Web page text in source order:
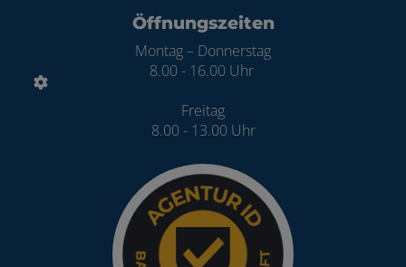
Öffnungszeiten
Montag – Donnerstag
8.00 - 16.00 Uhr
Freitag
8.00 - 13.00 Uhr